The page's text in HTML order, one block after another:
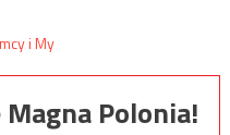
Polonia!